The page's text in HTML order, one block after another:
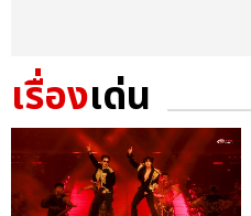
เรื่องเด่น